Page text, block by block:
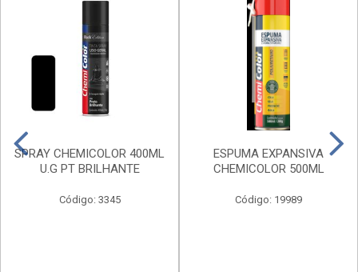
SPRAY CHEMICOLOR 400ML
U.G PT BRILHANTE
Código: 3345
ESPUMA EXPANSIVA
CHEMICOLOR 500ML
Código: 19989